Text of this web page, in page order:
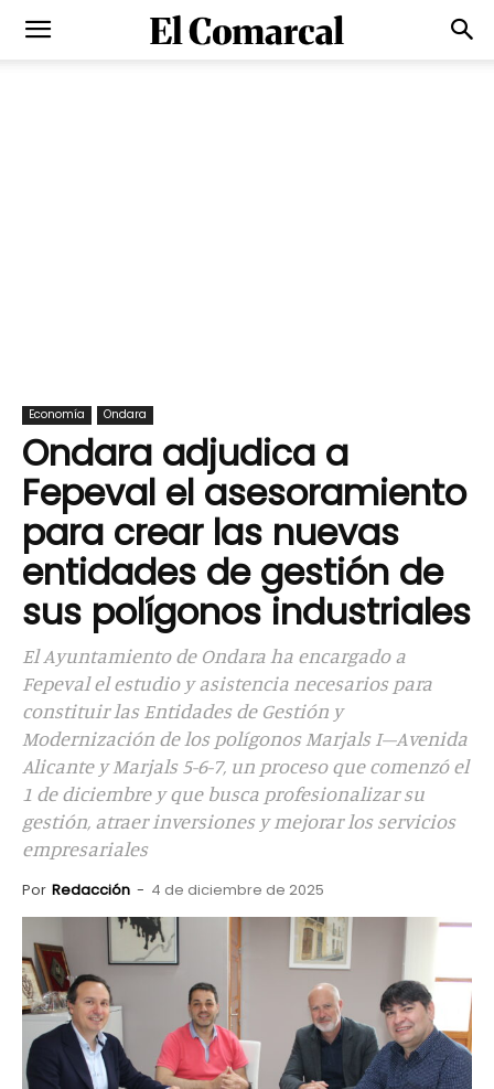
Economía Ondara
Ondara adjudica a
Fepeval el asesoramiento
para crear las nuevas
entidades de gestión de
sus polígonos industriales
El Ayuntamiento de Ondara ha encargado a
Fepeval el estudio y asistencia necesarios para
constituir las Entidades de Gestión y
Modernización de los polígonos Marjals I–Avenida
Alicante y Marjals 5-6-7, un proceso que comenzó el
1 de diciembre y que busca profesionalizar su
gestión, atraer inversiones y mejorar los servicios
empresariales
Por Redacción - 4 de diciembre de 2025